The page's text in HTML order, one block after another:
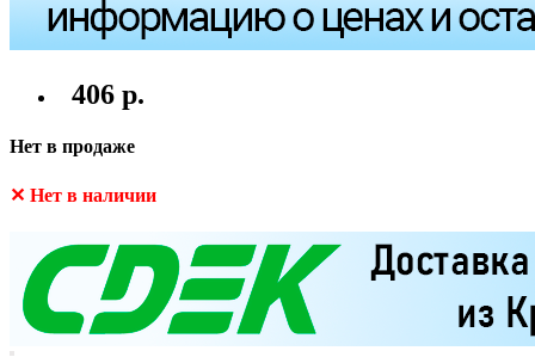
406 р.
Нет в продаже
✕ Нет в наличии